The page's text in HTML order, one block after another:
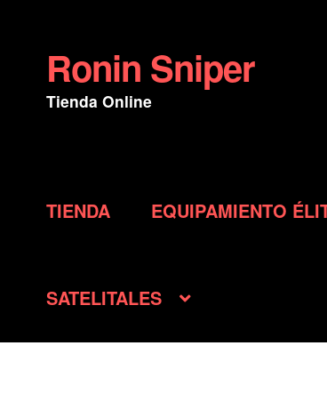
Ir
a
la
Ir
al
contenido
Ronin Sniper
Tienda Online
TIENDA EQUIPAMIENTO
SATELITALES